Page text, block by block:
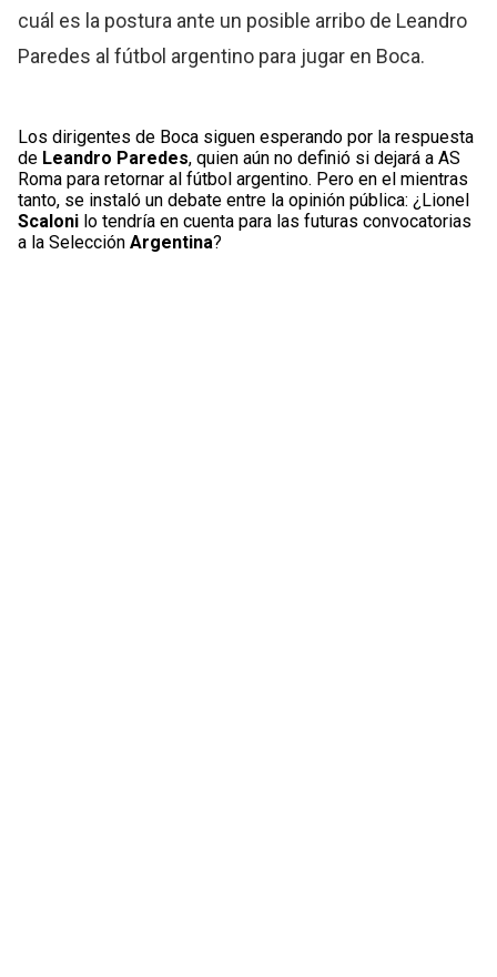
cuál es la postura ante un posible arribo de Leandro
Paredes al fútbol argentino para jugar en Boca.
Los dirigentes de Boca siguen esperando por la respuesta
de Leandro Paredes, quien aún no definió si dejará a AS
Roma para retornar al fútbol argentino. Pero en el mientras
tanto, se instaló un debate entre la opinión pública: ¿Lionel
Scaloni lo tendría en cuenta para las futuras convocatorias
a la Selección Argentina?